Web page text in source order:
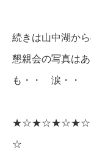
続きは山中湖か
懇親会の写真は
も・・ 涙・・
☆